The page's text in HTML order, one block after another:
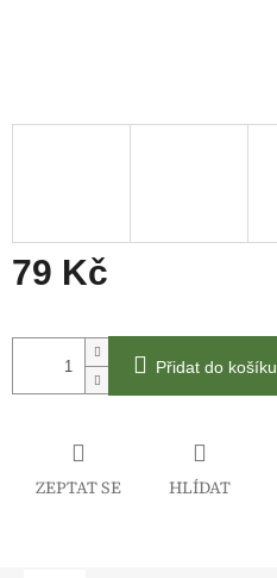
79 Kč
cena:
Přidat do košíku
ZEPTAT SE HLÍDAT